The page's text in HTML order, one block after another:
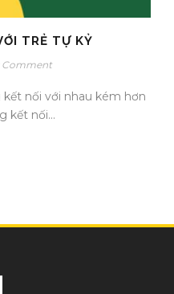
TRẺ TỰ KỶ
Comment
nối với nhau kém hơn
kết nối...